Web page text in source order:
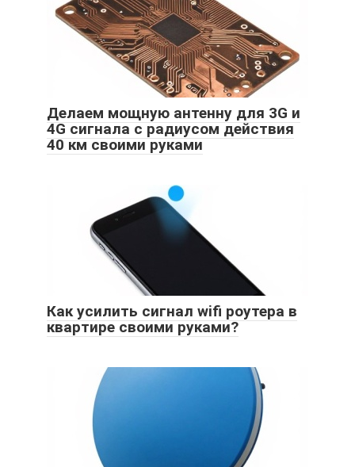
Делаем мощную антенну для 3G и
4G сигнала с радиусом действия
40 км своими руками
Как усилить сигнал wifi роутера в
квартире своими руками?